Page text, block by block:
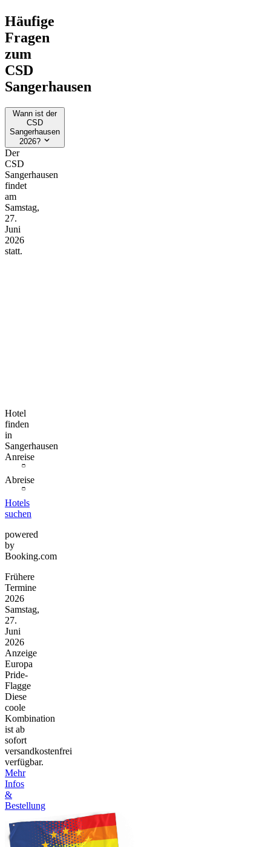
Häufige
Fragen
zum
CSD
Sangerhausen
Wann ist der
CSD
Sangerhausen
2026?
Der
CSD
Sangerhausen
findet
am
Samstag,
27.
Juni
2026
statt.
Hotel
finden
in
Sangerhausen
Anreise
Abreise
Hotels
suchen
powered
by
Booking.com
Frühere
Termine
2026
Samstag,
27.
Juni
2026
Anzeige
Europa
Pride-
Flagge
Diese
coole
Kombination
ist ab
sofort
versandkostenfrei
verfügbar.
Mehr
Infos
&
Bestellung